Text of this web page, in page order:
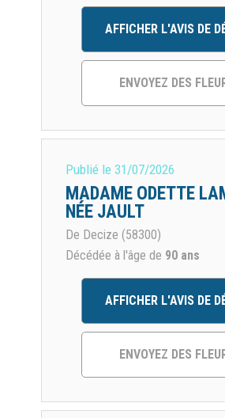
AFFICHER L'AVIS DE
ENVOYEZ DES
Publié le 31/07/2026
MADAME ODETTE
NÉE JAULT
De Decize (58300)
Décédée à l'âge de 90 ans
AFFICHER L'AVIS DE
ENVOYEZ DES